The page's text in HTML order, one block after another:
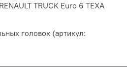
TRUCK Euro 6 TEXA
головок (артикул: